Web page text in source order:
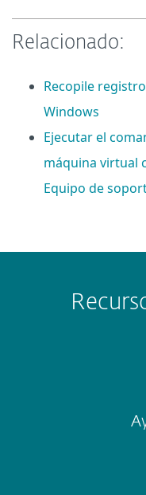
Relacionado:
Recopile
Windows
Ejecutar el
máquina virtual
Equipo de